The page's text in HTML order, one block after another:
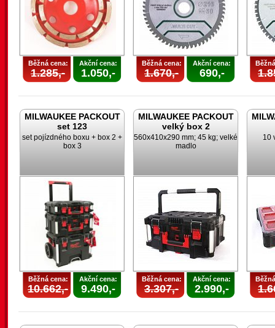
Běžná cena:
1.285,-
Akční cena:
1.050,-
Běžná cena:
1.670,-
Akční cena:
690,-
MILWAUKEE PACKOUT
set 123
set pojízdného boxu + box 2 +
box 3
Běžná cena:
10.662,-
Akční cena:
9.490,-
MILWAUKEE PACKOUT
velký box 2
560x410x290 mm; 45 kg; velké
madlo
Běžná cena:
3.307,-
Akční cena:
2.990,-
10